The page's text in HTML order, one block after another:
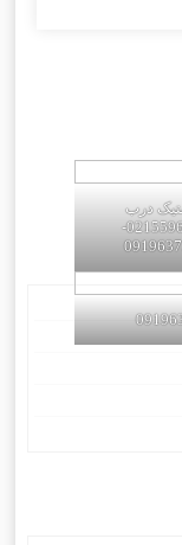
درب
02155969245-